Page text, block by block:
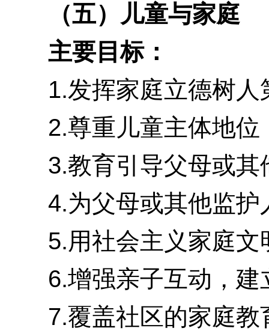
（五）儿童与家庭
主要目标：
1.发挥家庭立德树人第
2.尊重儿童主体地位
3.教育引导父母或其
4.为父母或其他监护人
5.用社会主义家庭文
6.增强亲子互动，建
7.覆盖社区的家庭教育